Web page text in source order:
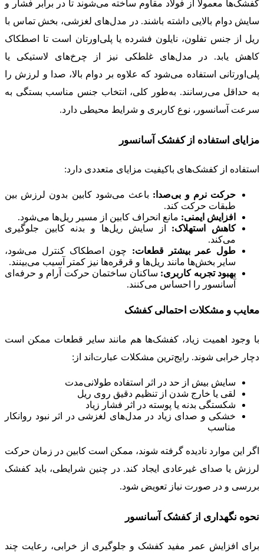
کفشک‌ها معمولاً از فولاد مقاوم ساخته می‌شوند تا در برابر فشار و
سایش دوام بالایی داشته باشند. در مدل‌های لغزشی، بخش تماس با
ریل از جنس تفلون، نایلون فشرده یا پلی‌اورتان است تا اصطکاک
کاهش یابد. در مدل‌های غلطکی نیز از چرخ‌های لاستیکی یا
پلی‌اورتانی استفاده می‌شود که علاوه بر دوام بالا، صدا و لرزش را
به حداقل می‌رسانند. به‌طور کلی، انتخاب جنس مناسب بستگی به
سرعت آسانسور، نوع کاربری و شرایط محیطی دارد.
مزایای استفاده از کفشک آسانسور
استفاده از کفشک‌های باکیفیت مزایای متعددی دارد:
حرکت نرم و بی‌صدا: باعث می‌شود کابین بدون لرزش بین
طبقات حرکت کند.
افزایش ایمنی: مانع انحراف کابین از مسیر ریل‌ها می‌شود.
کاهش استهلاک: از سایش ریل‌ها و بدنه کابین جلوگیری
می‌کند.
طول عمر بیشتر قطعات: چون اصطکاک کنترل می‌شود،
سایر بخش‌ها مانند ریل‌ها و قرقره‌ها نیز کمتر آسیب می‌بینند.
بهبود تجربه کاربری: ساکنان ساختمان حرکت آرام و حرفه‌ای
آسانسور را احساس می‌کنند.
معایب و مشکلات احتمالی کفشک
با وجود اهمیت زیاد، کفشک‌ها هم مانند سایر قطعات ممکن است
دچار خرابی شوند. رایج‌ترین مشکلات عبارت‌اند از:
سایش بیش از حد در اثر استفاده طولانی‌مدت
لقی یا خارج شدن از تنظیم دقیق روی ریل
شکستگی بدنه یا پوسته در اثر فشار زیاد
خشکی و صدای زیاد در مدل‌های لغزشی در اثر نبود روانکار
مناسب
اگر این موارد نادیده گرفته شوند، ممکن است کابین در زمان حرکت
لرزش یا صدای غیرعادی ایجاد کند. در چنین شرایطی، باید کفشک
بررسی و در صورت نیاز تعویض شود.
نحوه نگهداری از کفشک آسانسور
برای افزایش عمر مفید کفشک و جلوگیری از خرابی، رعایت چند